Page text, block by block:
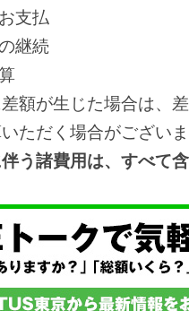
支払
継続
差額が生じた場合は、
ただく場合がござい
う諸費用は、すべて